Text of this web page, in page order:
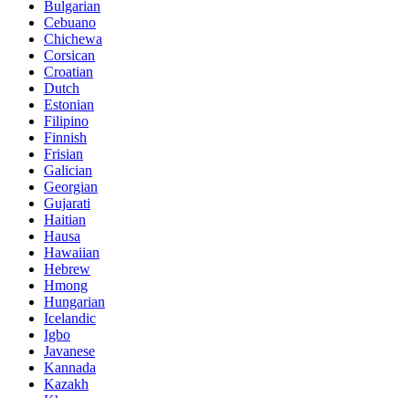
Bulgarian
Cebuano
Chichewa
Corsican
Croatian
Dutch
Estonian
Filipino
Finnish
Frisian
Galician
Georgian
Gujarati
Haitian
Hausa
Hawaiian
Hebrew
Hmong
Hungarian
Icelandic
Igbo
Javanese
Kannada
Kazakh